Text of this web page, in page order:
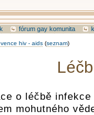
fórum gay komunita
hiv - aids (seznam)
o léčbě
mohutného